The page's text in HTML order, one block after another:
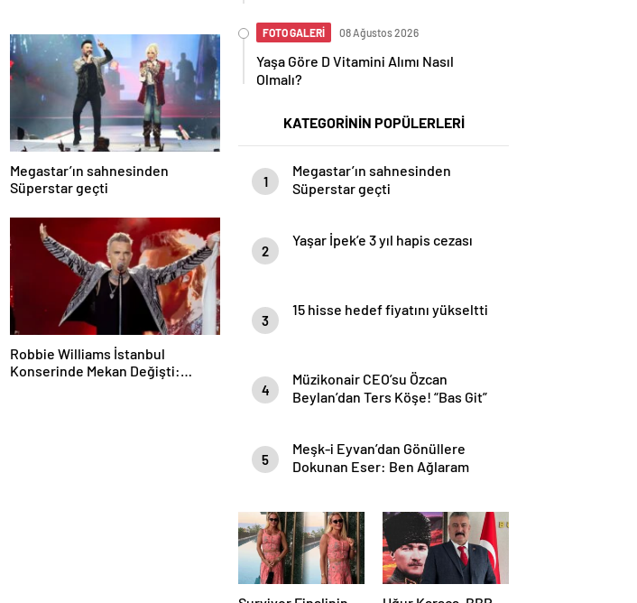
Megastar’ın sahnesinden
Süperstar geçti
Robbie Williams İstanbul
Konserinde Mekan Değişti:
FOTO GALERİ 08 Ağustos 2026
Yaşa Göre D Vitamini Alımı Nasıl
Olmalı?
KATEGORİNİN POPÜLERLERİ
1
Megastar’ın sahnesinden
Süperstar geçti
2
Yaşar İpek’e 3 yıl hapis cezası
3
15 hisse hedef fiyatını yükseltti
4
Müzikonair CEO’su Özcan
Beylan’dan Ters Köşe! “Bas Git”
5
Meşk-i Eyvan’dan Gönüllere
Dokunan Eser: Ben Ağlaram